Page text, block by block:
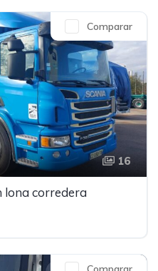
16
Comparar
lona corredera